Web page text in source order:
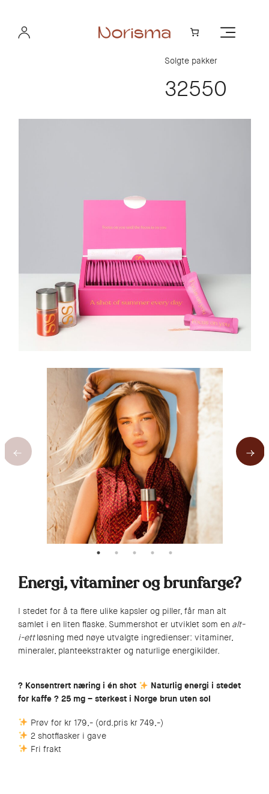
innhold
Solgte pakker
32597
Energi, vitaminer og brunfarge?
I stedet for å ta flere ulike kapsler og piller, får man alt
samlet i en liten flaske. Summershot er utviklet som en alt-
i-ettløsning med nøye utvalgte ingredienser: vitaminer,
mineraler, planteekstrakter og naturlige energikilder.
? Konsentrert næring i én shot
Naturlig energi i stedet
for kaffe ? 25 mg – sterkest i Norge brun uten sol
Prøv for kr 179,- (ord.pris kr 749,-)
2 shotflasker i gave
Fri frakt